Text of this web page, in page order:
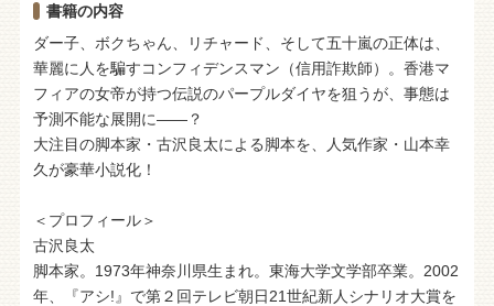
書籍の内容
ダー子、ボクちゃん、リチャード、そして五十嵐の正体は、
華麗に人を騙すコンフィデンスマン（信用詐欺師）。香港マ
フィアの女帝が持つ伝説のパープルダイヤを狙うが、事態は
予測不能な展開に――？
大注目の脚本家・古沢良太による脚本を、人気作家・山本幸
久が豪華小説化！
＜プロフィール＞
古沢良太
脚本家。1973年神奈川県生まれ。東海大学文学部卒業。2002
年、『アシ!』で第２回テレビ朝日21世紀新人シナリオ大賞を